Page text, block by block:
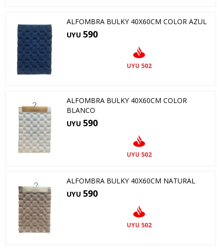
ALFOMBRA BULKY 40X60CM COLOR AZUL
UYU 590
UYU 502
ALFOMBRA BULKY 40X60CM COLOR
BLANCO
UYU 590
UYU 502
ALFOMBRA BULKY 40X60CM NATURAL
UYU 590
UYU 502